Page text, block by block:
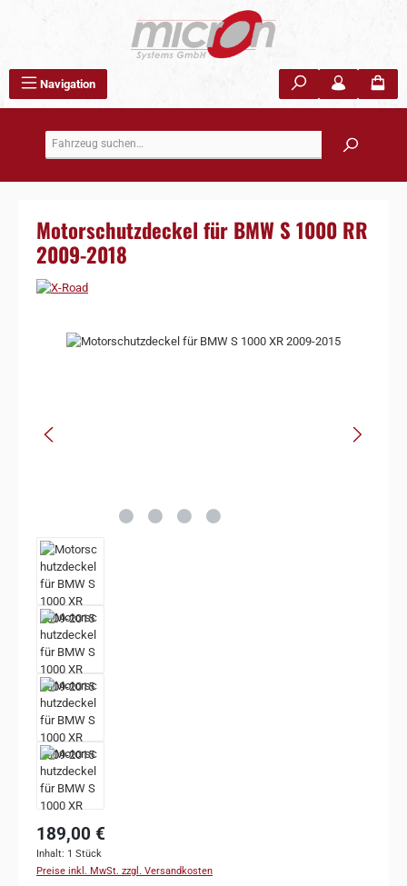
Navigation
Motorschutzdeckel für BMW S 1000 RR
2009-2018
Bildergalerie überspringen
189,00 €
Inhalt: 1 Stück
Preise inkl. MwSt. zzgl. Versandkosten